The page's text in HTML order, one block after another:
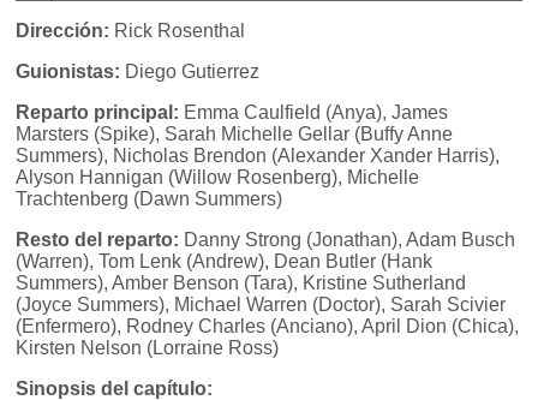
Dirección: Rick Rosenthal
Guionistas: Diego Gutierrez
Reparto principal: Emma Caulfield (Anya), James
Marsters (Spike), Sarah Michelle Gellar (Buffy Anne
Summers), Nicholas Brendon (Alexander Xander Harris),
Alyson Hannigan (Willow Rosenberg), Michelle
Trachtenberg (Dawn Summers)
Resto del reparto: Danny Strong (Jonathan), Adam Busch
(Warren), Tom Lenk (Andrew), Dean Butler (Hank
Summers), Amber Benson (Tara), Kristine Sutherland
(Joyce Summers), Michael Warren (Doctor), Sarah Scivier
(Enfermero), Rodney Charles (Anciano), April Dion (Chica),
Kirsten Nelson (Lorraine Ross)
Sinopsis del capítulo: